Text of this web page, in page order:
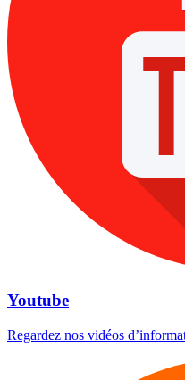
Youtube
Regardez nos vidéos